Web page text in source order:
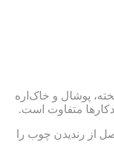
پوشال و خاک‌اره
متفاوت است.
از رندیدن چوب را